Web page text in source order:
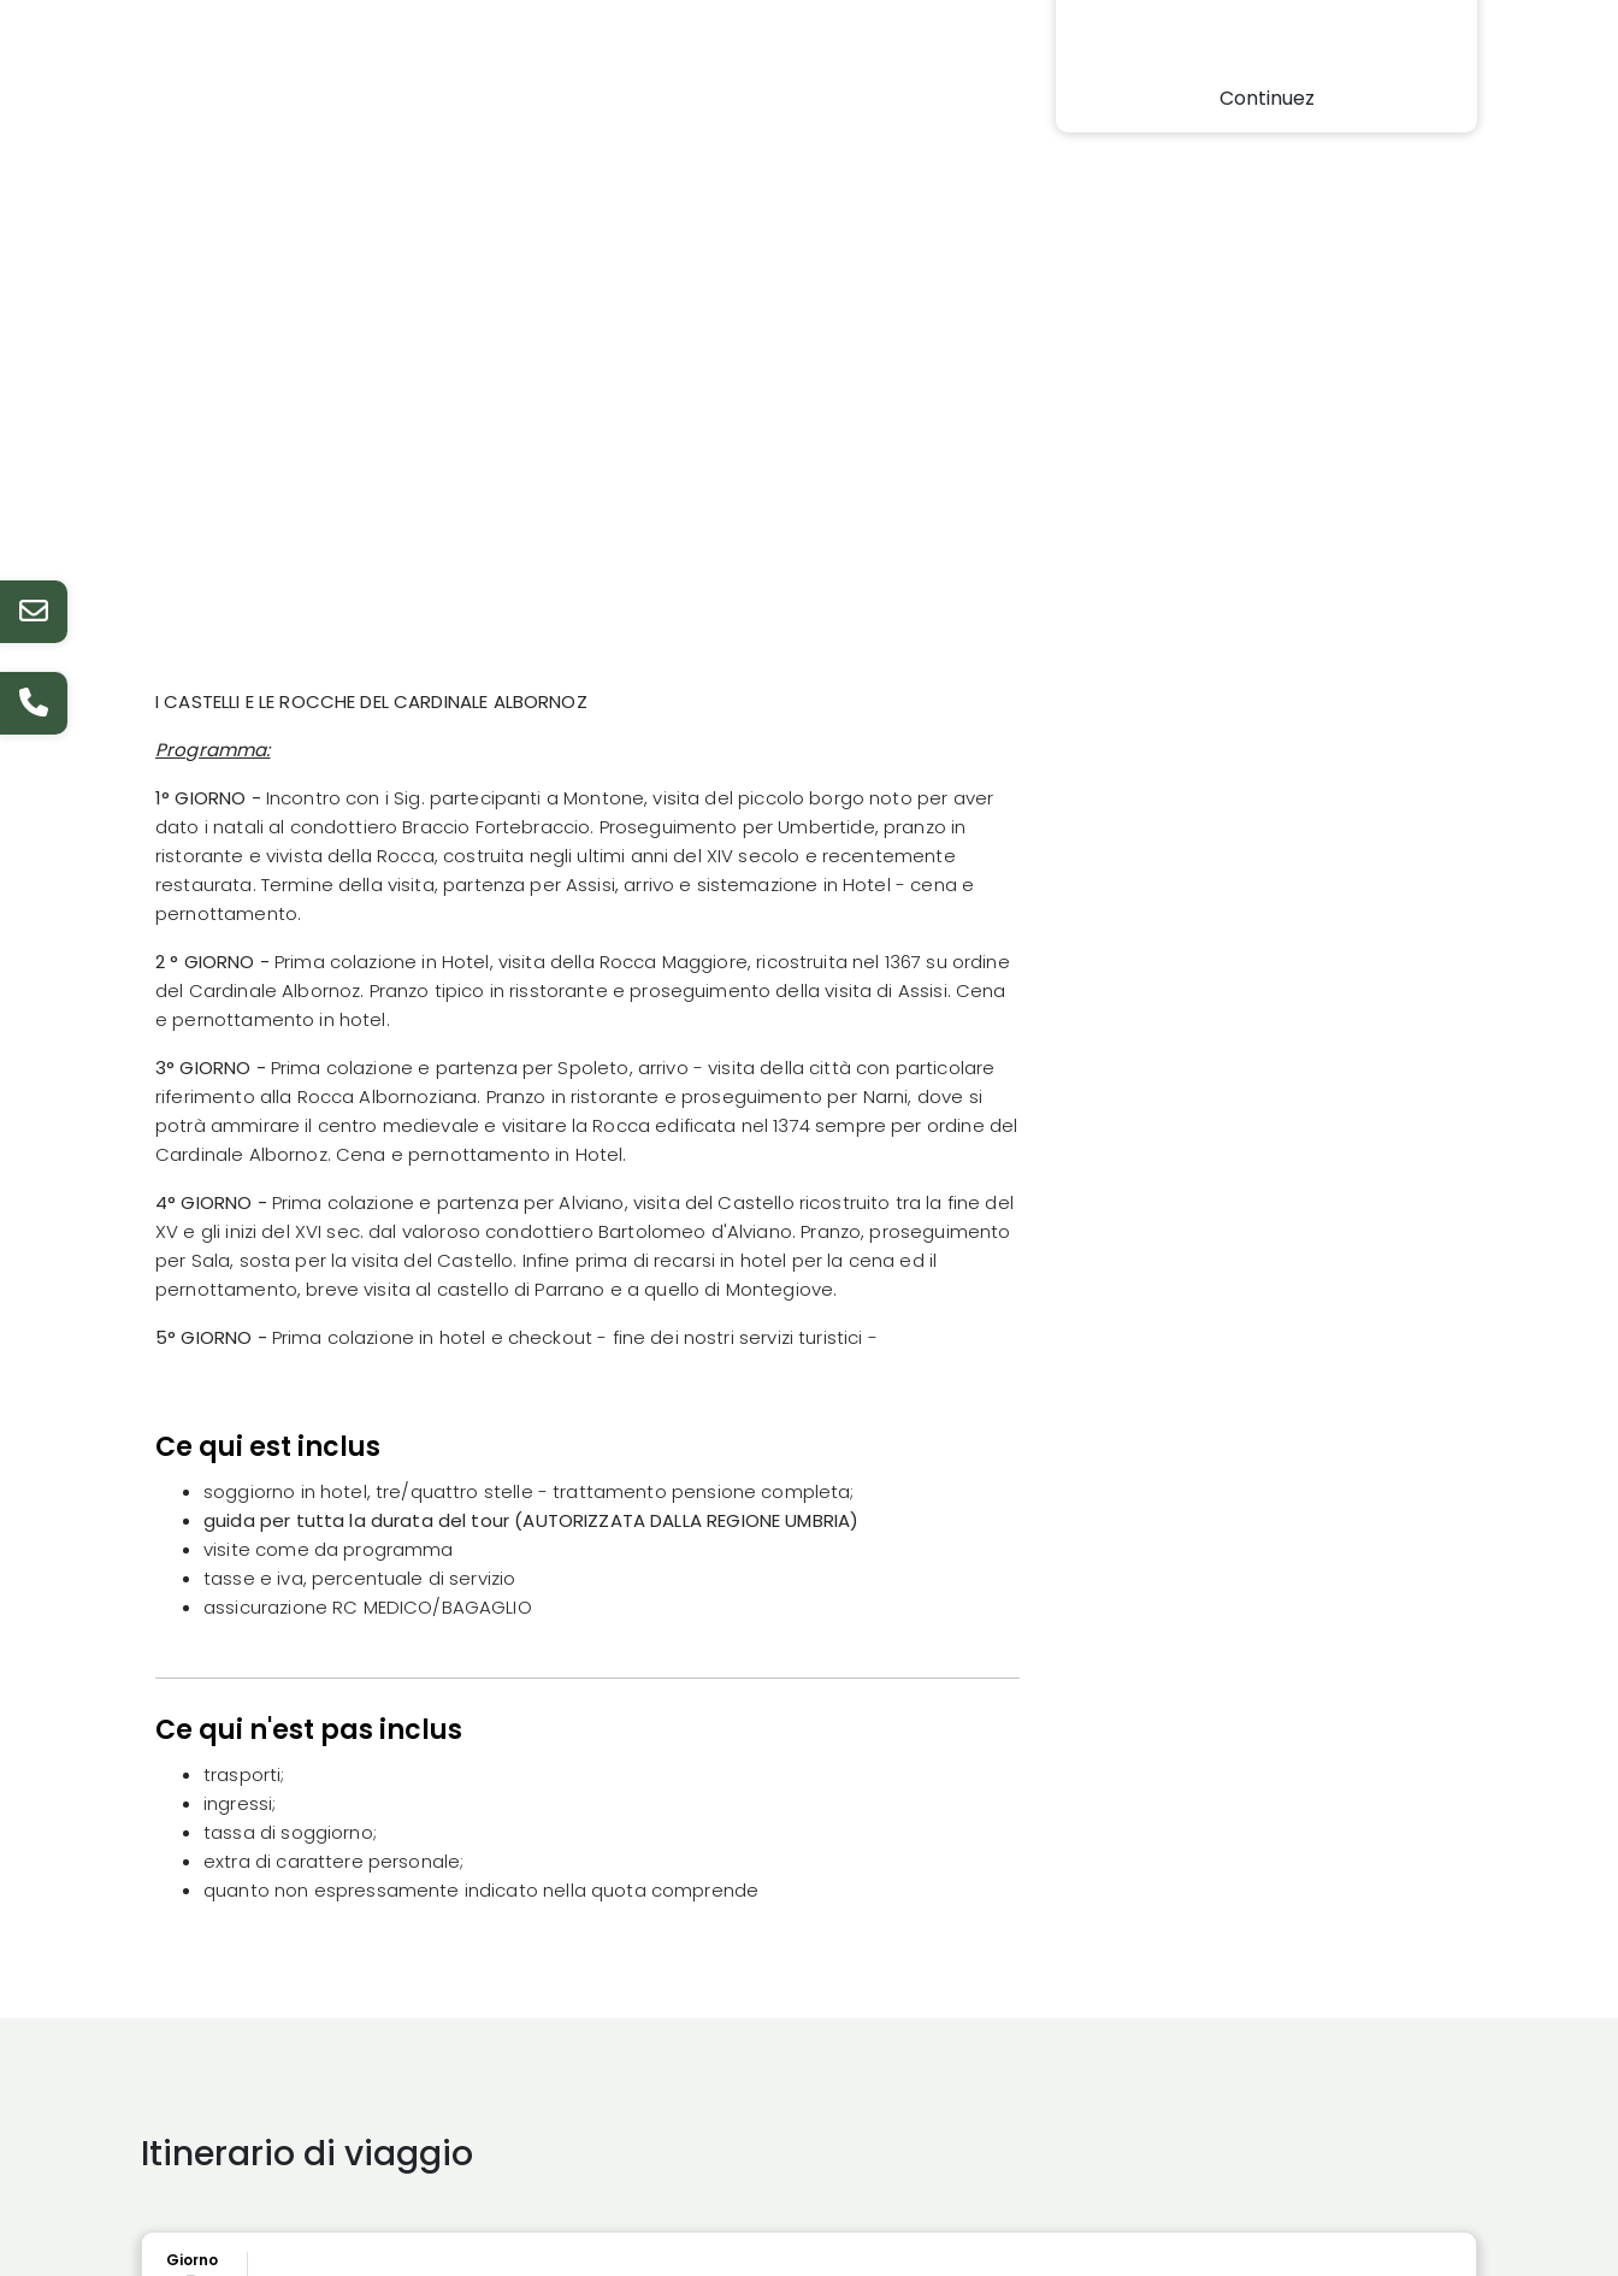
I CASTELLI E LE ROCCHE DEL CARDINALE ALBORNOZ
Programma:
1° GIORNO - Incontro con i Sig. partecipanti a Montone, visita del piccolo borgo noto per aver
dato i natali al condottiero Braccio Fortebraccio. Proseguimento per Umbertide, pranzo in
ristorante e vivista della Rocca, costruita negli ultimi anni del XIV secolo e recentemente
restaurata. Termine della visita, partenza per Assisi, arrivo e sistemazione in Hotel - cena e
pernottamento.
2 ° GIORNO - Prima colazione in Hotel, visita della Rocca Maggiore, ricostruita nel 1367 su ordine
del Cardinale Albornoz. Pranzo tipico in risstorante e proseguimento della visita di Assisi. Cena
e pernottamento in hotel.
3° GIORNO - Prima colazione e partenza per Spoleto, arrivo - visita della città con particolare
riferimento alla Rocca Albornoziana. Pranzo in ristorante e proseguimento per Narni, dove si
potrà ammirare il centro medievale e visitare la Rocca edificata nel 1374 sempre per ordine del
Cardinale Albornoz. Cena e pernottamento in Hotel.
4° GIORNO - Prima colazione e partenza per Alviano, visita del Castello ricostruito tra la fine del
XV e gli inizi del XVI sec. dal valoroso condottiero Bartolomeo d'Alviano. Pranzo, proseguimento
per Sala, sosta per la visita del Castello. Infine prima di recarsi in hotel per la cena ed il
pernottamento, breve visita al castello di Parrano e a quello di Montegiove.
5° GIORNO - Prima colazione in hotel e checkout - fine dei nostri servizi turistici -
Ce qui est inclus
soggiorno in hotel, tre/quattro stelle - trattamento pensione completa;
guida per tutta la durata del tour (AUTORIZZATA DALLA REGIONE UMBRIA)
visite come da programma
tasse e iva, percentuale di servizio
assicurazione RC MEDICO/BAGAGLIO
Ce qui n'est pas inclus
trasporti;
ingressi;
tassa di soggiorno;
extra di carattere personale;
quanto non espressamente indicato nella quota comprende
Continuez
Itinerario di viaggio
Giorno